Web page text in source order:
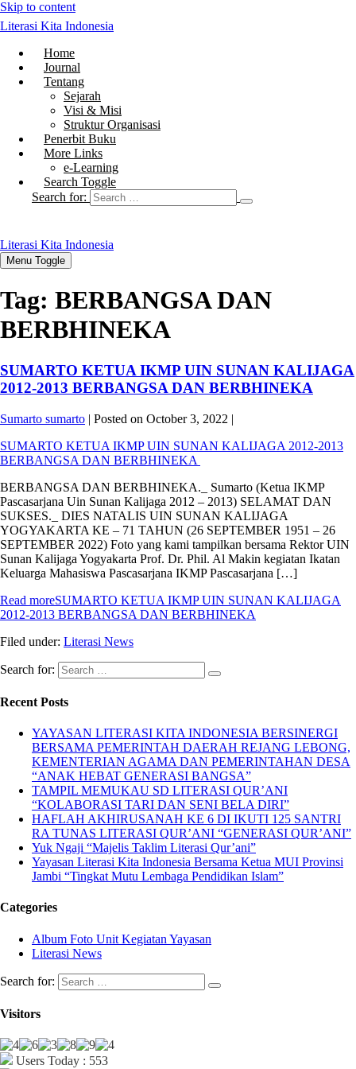
Skip to content
Literasi Kita Indonesia
Home
Journal
Tentang
Sejarah
Visi & Misi
Struktur Organisasi
Penerbit Buku
More Links
e-Learning
Search Toggle
Search for:
Literasi Kita Indonesia
Menu Toggle
Tag: BERBANGSA DAN
BERBHINEKA
SUMARTO KETUA IKMP UIN SUNAN KALIJAGA
2012-2013 BERBANGSA DAN BERBHINEKA
Sumarto sumarto | Posted on October 3, 2022 |
SUMARTO KETUA IKMP UIN SUNAN KALIJAGA 2012-2013
BERBANGSA DAN BERBHINEKA
BERBANGSA DAN BERBHINEKA._ Sumarto (Ketua IKMP
Pascasarjana Uin Sunan Kalijaga 2012 – 2013) SELAMAT DAN
SUKSES._ DIES NATALIS UIN SUNAN KALIJAGA
YOGYAKARTA KE – 71 TAHUN (26 SEPTEMBER 1951 – 26
SEPTEMBER 2022) Foto yang kami tampilkan bersama Rektor UIN
Sunan Kalijaga Yogyakarta Prof. Dr. Phil. Al Makin kegiatan Ikatan
Keluarga Mahasiswa Pascasarjana IKMP Pascasarjana […]
Read moreSUMARTO KETUA IKMP UIN SUNAN KALIJAGA
2012-2013 BERBANGSA DAN BERBHINEKA
Filed under: Literasi News
Search for:
Recent Posts
YAYASAN LITERASI KITA INDONESIA BERSINERGI
BERSAMA PEMERINTAH DAERAH REJANG LEBONG,
KEMENTERIAN AGAMA DAN PEMERINTAHAN DESA
“ANAK HEBAT GENERASI BANGSA”
TAMPIL MEMUKAU SD LITERASI QUR’ANI
“KOLABORASI TARI DAN SENI BELA DIRI”
HAFLAH AKHIRUSANAH KE 6 DI IKUTI 125 SANTRI
RA TUNAS LITERASI QUR’ANI “GENERASI QUR’ANI”
Yuk Ngaji “Majelis Taklim Literasi Qur’ani”
Yayasan Literasi Kita Indonesia Bersama Ketua MUI Provinsi
Jambi “Tingkat Mutu Lembaga Pendidikan Islam”
Categories
Album Foto Unit Kegiatan Yayasan
Literasi News
Search for:
Visitors
Users Today : 553